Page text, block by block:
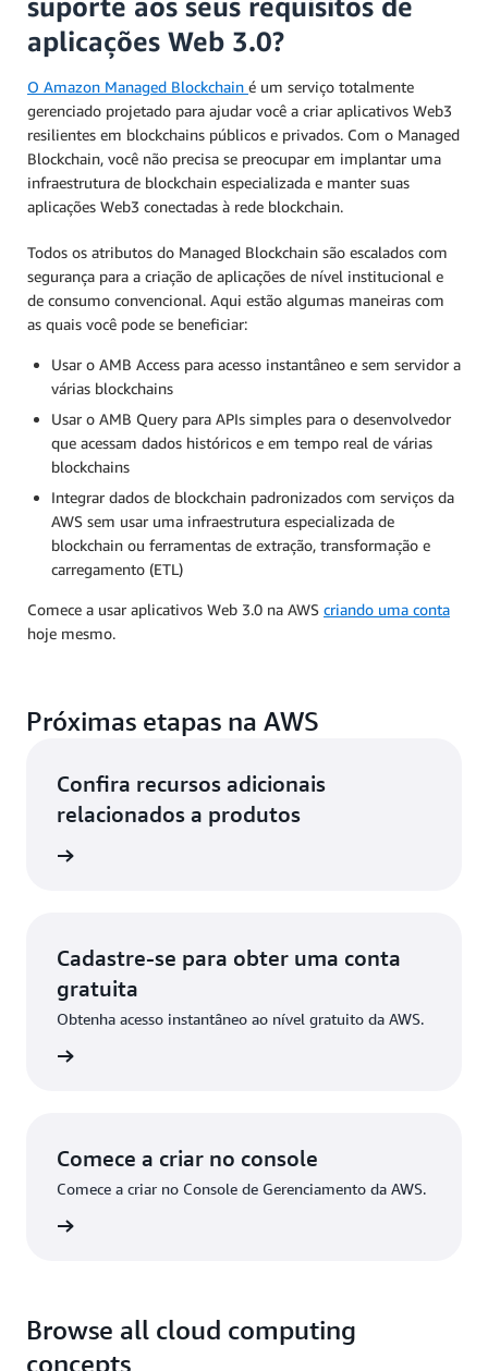
suporte aos seus requisitos de
aplicações Web 3.0?
O Amazon Managed Blockchain é um serviço totalmente
gerenciado projetado para ajudar você a criar aplicativos Web3
resilientes em blockchains públicos e privados. Com o Managed
Blockchain, você não precisa se preocupar em implantar uma
infraestrutura de blockchain especializada e manter suas
aplicações Web3 conectadas à rede blockchain.
Todos os atributos do Managed Blockchain são escalados com
segurança para a criação de aplicações de nível institucional e
de consumo convencional. Aqui estão algumas maneiras com
as quais você pode se beneficiar:
Usar o AMB Access para acesso instantâneo e sem servidor a
várias blockchains
Usar o AMB Query para APIs simples para o desenvolvedor
que acessam dados históricos e em tempo real de várias
blockchains
Integrar dados de blockchain padronizados com serviços da
AWS sem usar uma infraestrutura especializada de
blockchain ou ferramentas de extração, transformação e
carregamento (ETL)
Comece a usar aplicativos Web 3.0 na AWS criando uma conta
hoje mesmo.
Próximas etapas na AWS
Confira recursos adicionais
relacionados a produtos
Cadastre-se para obter uma conta
gratuita
Obtenha acesso instantâneo ao nível gratuito da AWS.
Comece a criar no console
Comece a criar no Console de Gerenciamento da AWS.
Browse all cloud computing
concepts